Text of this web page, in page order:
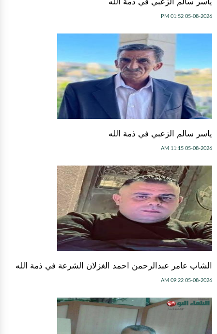
05-08-2026 01:52 PM
ياسر سالم الزعبي في ذمة الله
05-08-2026 11:15 AM
الشاب عامر عبدالرحمن احمد الغزلان الشرعة في ذمة الله
05-08-2026 09:22 AM